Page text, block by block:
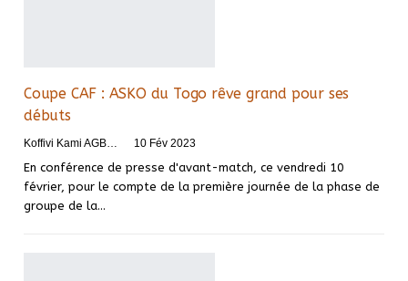
Coupe CAF : ASKO du Togo rêve grand pour ses
débuts
Koffivi Kami AGBETOU 10 Fév 2023
En conférence de presse d'avant-match, ce vendredi 10
février, pour le compte de la première journée de la phase de
groupe de la…